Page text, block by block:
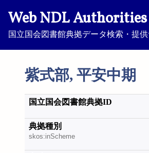
Web NDL Authorities
国立国会図書館典拠データ検索・提
紫式部, 平安中期
国立国会図書館典拠ID
典拠種別
skos:inScheme